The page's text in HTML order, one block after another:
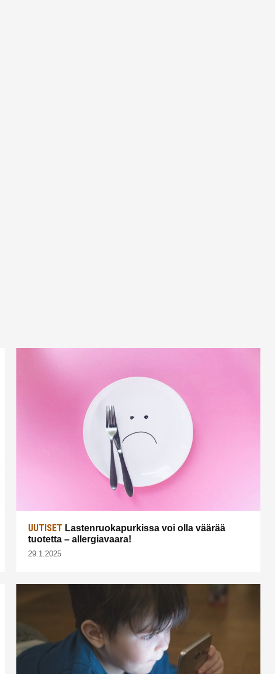
UUTISET Lastenruokapurkissa voi olla väärää
tuotetta – allergiavaara!
29.1.2025